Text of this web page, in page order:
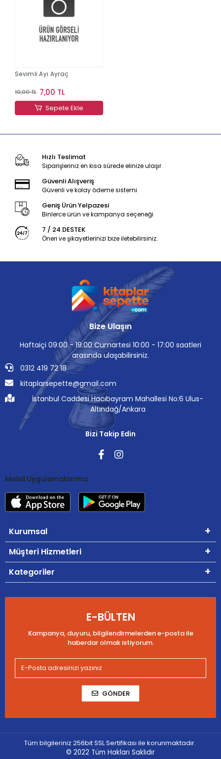
Sevimli Ayı Ayraç
10,00 TL 7,00 TL
Sepete Ekle
Hızlı Teslimat
Siparişleriniz en kısa sürede elinize ulaşır.
Güvenli Alışveriş
Güvenli ve kolay ödeme sistemi
Geniş Ürün Yelpazesi
Binlerce ürün ve kampanya seçeneği
7 / 24 DESTEK
Öneri ve şikayetlerinizi bize iletebilirsiniz.
Bize Ulaşın
Haftaiçi 09:00 - 19:00 Cumartesi 10:00 - 17:00 saatleri
arasında ulaşabilirsiniz.
0312 419 72 18
kitaplarsepette@gmail.com
İstanbul Caddesi Hacıbayram Mahallesi No:6 Ulus-
Altındağ/Ankara
Bizi Takip Edin
Mobil Uygulamalarımız
Kurumsal
Müşteri Hizmetleri
Kategoriler
E-BÜLTEN
Kampanya, duyuru, bilgilendirmelerden e-posta ile
haberdar olmak istiyorum.
GÖNDER
Tüm bilgileriniz 256bit SSL Sertifikası ile korunmaktadır.
© 2022 Tüm Hakları Saklıdır